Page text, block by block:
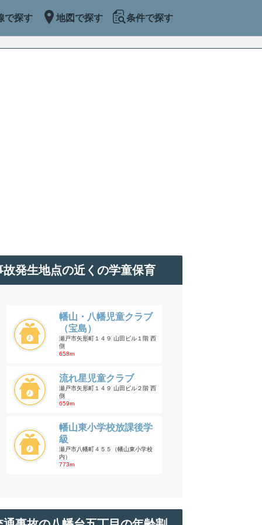
で探す 地図で探す 条件で探す
故発生地点の近くの学童保育
幡山・八幡児童クラブ
（宝島）
瀬戸市矢形町１４９ 山田ビル１階 西
側
658m
流れ星児童クラブ
瀬戸市矢形町１４９ 山田ビル２階 西
側
659m
幡山東小学校放課後学
級
瀬戸市八幡町４５５（幡山東小学校
内）
773m